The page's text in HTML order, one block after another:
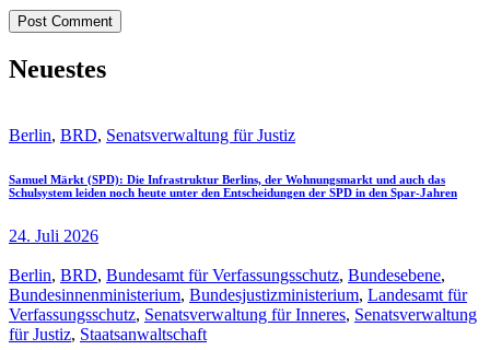
Neuestes
Berlin, BRD, Senatsverwaltung für Justiz
Samuel Märkt (SPD): Die Infrastruktur Berlins, der Wohnungsmarkt und auch das
Schulsystem leiden noch heute unter den Entscheidungen der SPD in den Spar-Jahren
24. Juli 2026
Berlin, BRD, Bundesamt für Verfassungsschutz, Bundesebene,
Bundesinnenministerium, Bundesjustizministerium, Landesamt für
Verfassungsschutz, Senatsverwaltung für Inneres, Senatsverwaltung
für Justiz, Staatsanwaltschaft